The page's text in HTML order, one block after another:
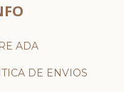
ADA
DE ENVIOS